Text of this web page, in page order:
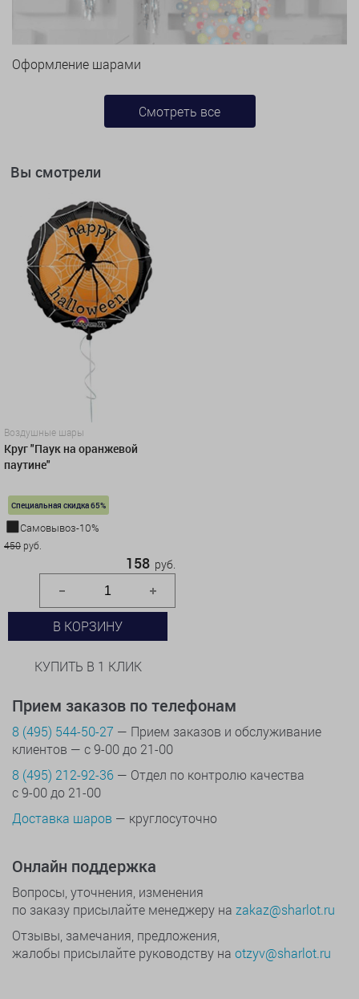
Оформление шарами
Смотреть все
Вы смотрели
Воздушные шары
Круг "Паук на оранжевой
паутине"
Специальная скидка 65%
Самовывоз-10%
450 руб.
158 руб.
В КОРЗИНУ
КУПИТЬ В 1 КЛИК
Прием заказов по телефонам
8 (495) 544-50-27 — Прием заказов и обслуживание
клиентов — с 9-00 до 21-00
8 (495) 212-92-36 — Отдел по контролю качества
с 9-00 до 21-00
Доставка шаров — круглосуточно
Онлайн поддержка
Вопросы, уточнения, изменения
по заказу присылайте менеджеру на zakaz@sharlot.ru
Отзывы, замечания, предложения,
жалобы присылайте руководству на otzyv@sharlot.ru